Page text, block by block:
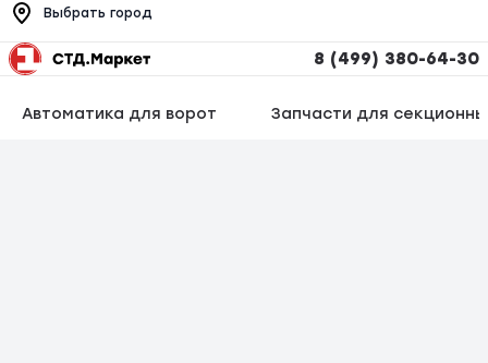
Выбрать город
8 (499) 380-64-30
Автоматика для ворот Запчасти для